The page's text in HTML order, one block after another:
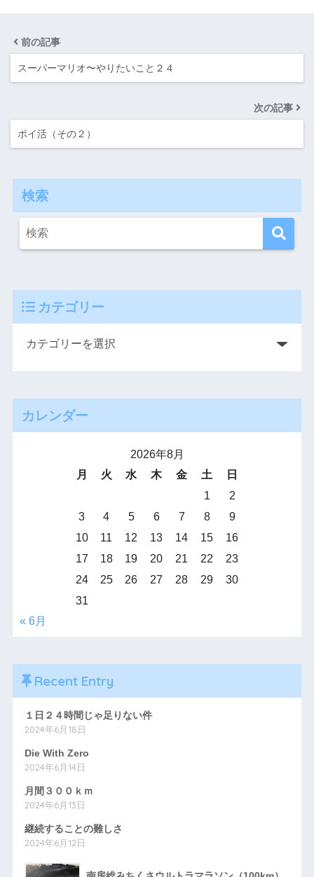
前の記事
スーパーマリオ〜やりたいこと２４
次の記事
ポイ活（その２）
検索
カテゴリー
カレンダー
2026年8月
月
火 水 木 金 土
日
1
2
3
4 5 6 7 8
9
10
11 12 13 14 15
16
17
18 19 20 21 22
23
24
25 26 27 28 29
30
31
« 6月
Recent Entry
１日２４時間じゃ足りない件
2024年6月18日
Die With Zero
2024年6月14日
月間３００ｋｍ
2024年6月13日
継続することの難しさ
2024年6月12日